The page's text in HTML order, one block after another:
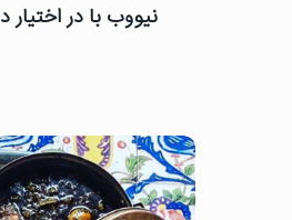
نیووب با در